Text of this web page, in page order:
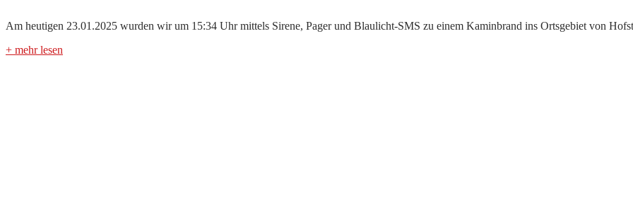
Am heutigen 23.01.2025 wurden wir um 15:34 Uhr mittels Sirene, Pager und Blaulicht-SMS zu einem Kaminbrand ins Ortsgebiet von
+ mehr lesen